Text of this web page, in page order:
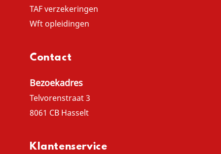
TAF verzekeringen
Wft opleidingen
Contact
Bezoekadres
Telvorenstraat 3
8061 CB Hasselt
Klantenservice